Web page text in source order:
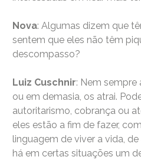
Nova: Algumas dizem que
sentem que eles não têm
descompasso?
Luiz Cuschnir: Nem sempre
ou em demasia, os atrai.
autoritarismo, cobrança ou
eles estão a fim de fazer,
linguagem de viver a vida,
há em certas situações um